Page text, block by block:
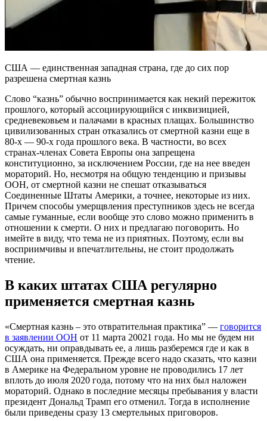
США — единственная западная страна, где до сих пор
разрешена смертная казнь
Слово “казнь” обычно воспринимается как некий пережиток
прошлого, который ассоциирующийся с инквизицией,
средневековьем и палачами в красных плащах. Большинство
цивилизованных стран отказались от смертной казни еще в
80-х — 90-х года прошлого века. В частности, во всех
странах-членах Совета Европы она запрещена
конституционно, за исключением России, где на нее введен
мораторий. Но, несмотря на общую тенденцию и призывы
ООН, от смертной казни не спешат отказываться
Соединенные Штаты Америки, а точнее, некоторые из них.
Причем способы умерщвления преступников здесь не всегда
самые гуманные, если вообще это слово можно применить в
отношении к смерти. О них и предлагаю поговорить. Но
имейте в виду, что тема не из приятных. Поэтому, если вы
восприимчивы и впечатлительны, не стоит продолжать
чтение.
В каких штатах США регулярно
применяется смертная казнь
«Смертная казнь – это отвратительная практика” — говорится
в заявлении ООН от 11 марта 20021 года. Но мы не будем ни
осуждать, ни оправдывать ее, а лишь разберемся где и как в
США она применяется. Прежде всего надо сказать, что казни
в Америке на Федеральном уровне не проводились 17 лет
вплоть до июля 2020 года, потому что на них был наложен
мораторий. Однако в последние месяцы пребывания у власти
президент Дональд Трамп его отменил. Тогда в исполнение
были приведены сразу 13 смертельных приговоров.